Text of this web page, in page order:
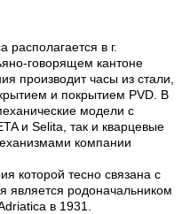
в г.
говорящем кантоне
производит часы из стали,
и покрытием PVD. В
модели с
и Selita, так и кварцевые
компании
которой тесно связана с
является родоначальником
в 1931.